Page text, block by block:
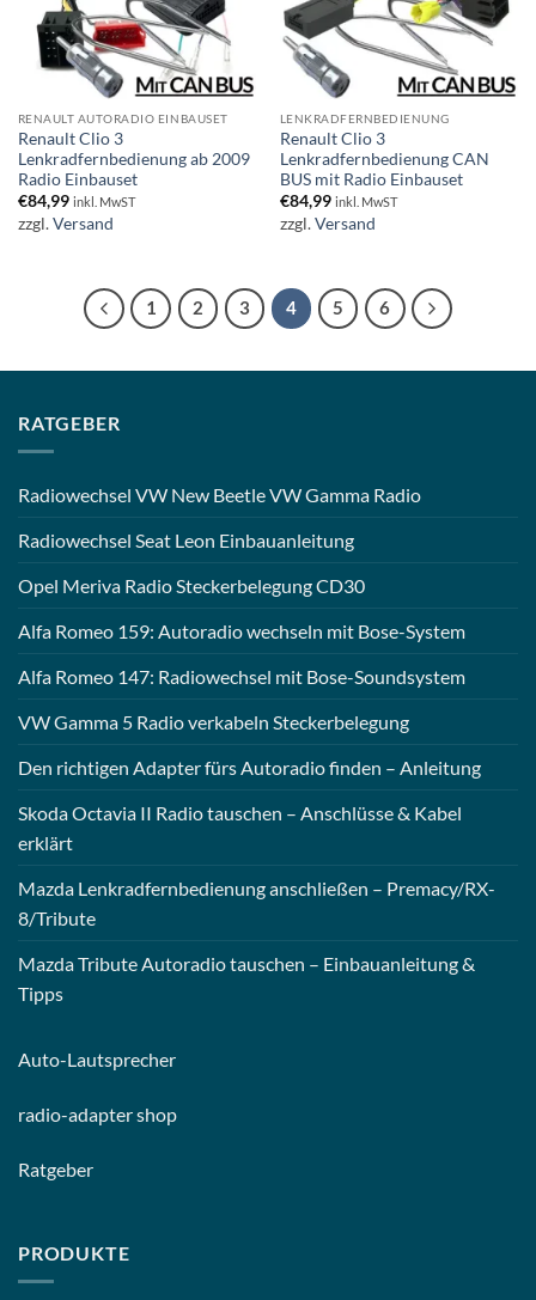
RENAULT AUTORADIO EINBAUSET
Renault Clio 3
Lenkradfernbedienung ab 2009
Radio Einbauset
€84,99 inkl. MwST
zzgl.Versand
LENKRADFERNBEDIENUNG
Renault Clio 3
Lenkradfernbedienung CAN
BUS mit Radio Einbauset
€84,99 inkl. MwST
zzgl.Versand
1 2 3 4 5 6
RATGEBER
Radiowechsel VW New Beetle VW Gamma Radio
Radiowechsel Seat Leon Einbauanleitung
Opel Meriva Radio Steckerbelegung CD30
Alfa Romeo 159: Autoradio wechseln mit Bose-System
Alfa Romeo 147: Radiowechsel mit Bose-Soundsystem
VW Gamma 5 Radio verkabeln Steckerbelegung
Den richtigen Adapter fürs Autoradio finden – Anleitung
Skoda Octavia II Radio tauschen – Anschlüsse & Kabel
erklärt
Mazda Lenkradfernbedienung anschließen – Premacy/RX-
8/Tribute
Mazda Tribute Autoradio tauschen – Einbauanleitung &
Tipps
Auto-Lautsprecher
radio-adapter shop
Ratgeber
PRODUKTE